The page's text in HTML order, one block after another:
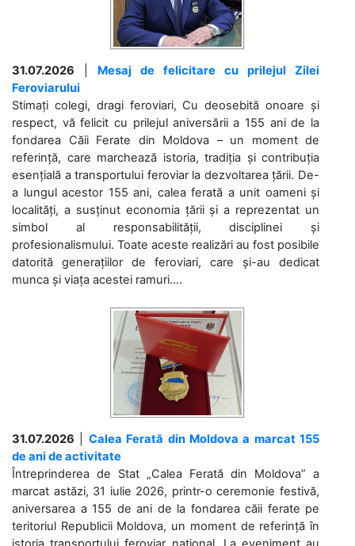
31.07.2026
Mesaj de felicitare cu prilejul Zilei
Feroviarului
Stimați colegi, dragi feroviari, Cu deosebită onoare și
respect, vă felicit cu prilejul aniversării a 155 ani de la
fondarea Căii Ferate din Moldova – un moment de
referință, care marchează istoria, tradiția și contribuția
esențială a transportului feroviar la dezvoltarea țării. De-
a lungul acestor 155 ani, calea ferată a unit oameni și
localități, a susținut economia țării și a reprezentat un
simbol al responsabilității, disciplinei și
profesionalismului. Toate aceste realizări au fost posibile
datorită generațiilor de feroviari, care și-au dedicat
munca și viața acestei ramuri....
31.07.2026
Calea Ferată din Moldova a marcat 155
de ani de activitate
Întreprinderea de Stat „Calea Ferată din Moldova” a
marcat astăzi, 31 iulie 2026, printr-o ceremonie festivă,
aniversarea a 155 de ani de la fondarea căii ferate pe
teritoriul Republicii Moldova, un moment de referință în